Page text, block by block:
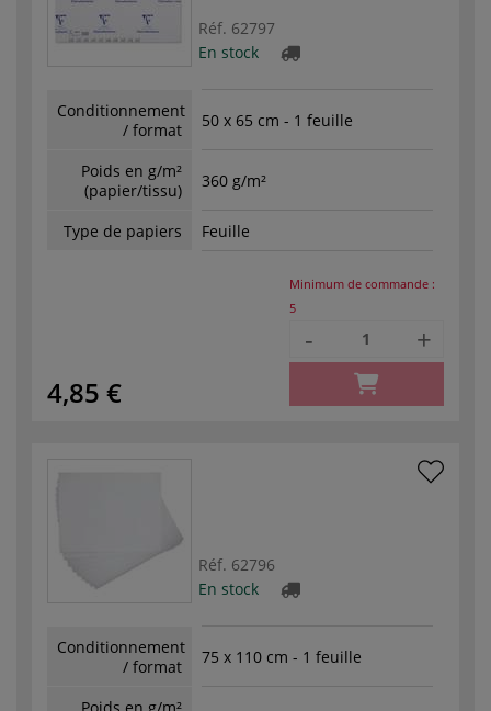
Réf. 62797
En stock
Conditionnement
/ format
50 x 65 cm - 1 feuille
Poids en g/m²
(papier/tissu)
360 g/m²
Type de papiers Feuille
4,85 €
Minimum de commande :
5
- +
Réf. 62796
En stock
Conditionnement
/ format
75 x 110 cm - 1 feuille